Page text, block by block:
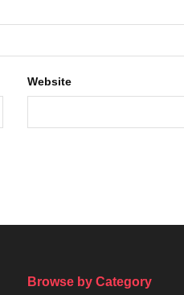
Website
Browse by Category